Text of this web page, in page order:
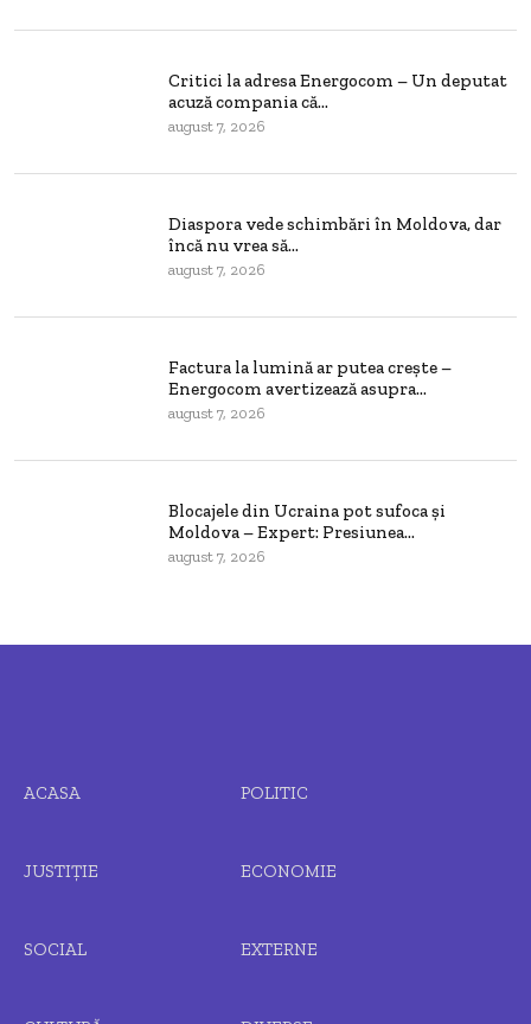
Critici la adresa Energocom – Un deputat
acuză compania că...
august 7, 2026
Diaspora vede schimbări în Moldova, dar
încă nu vrea să...
august 7, 2026
Factura la lumină ar putea crește –
Energocom avertizează asupra...
august 7, 2026
Blocajele din Ucraina pot sufoca și
Moldova – Expert: Presiunea...
august 7, 2026
ACASA POLITIC
JUSTIȚIE ECONOMIE
SOCIAL EXTERNE